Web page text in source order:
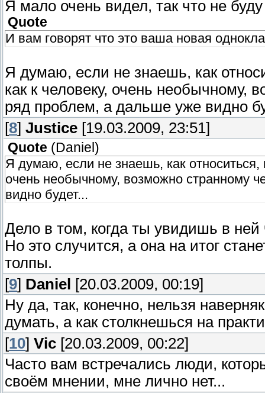
Я мало очень видел, так что не
Quote
И вам говорят что это ваша новая
Я думаю, если не знаешь, как
как к человеку, очень необычному,
ряд проблем, а дальше уже видно
[8] Justice [19.03.2009, 23:51]
Quote (Daniel )
Я думаю, если не знаешь, как относиться,
очень необычному, возможно странному
видно будет...
Дело в том, когда ты увидишь в
Но это случится, а она на итог
толпы.
[9] Daniel
[20.03.2009, 00:19]
Ну да, так, конечно, нельзя
думать, а как столкнешься на
[10] Vic [20.03.2009, 00:22]
Часто вам встречались люди,
своём мнении, мне лично нет...